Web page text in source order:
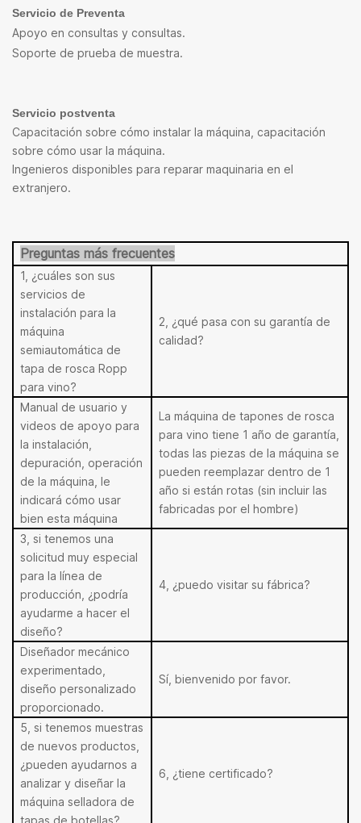
Servicio de Preventa
Apoyo en consultas y consultas.
Soporte de prueba de muestra.
Servicio postventa
Capacitación sobre cómo instalar la máquina, capacitación
sobre cómo usar la máquina.
Ingenieros disponibles para reparar maquinaria en el
extranjero.
Preguntas más frecuentes
1, ¿cuáles son sus
servicios de
instalación para la
máquina
semiautomática de
tapa de rosca Ropp
para vino?
2, ¿qué pasa con su garantía de
calidad?
Manual de usuario y
videos de apoyo para
la instalación,
depuración, operación
de la máquina, le
indicará cómo usar
bien esta máquina
La máquina de tapones de rosca
para vino tiene 1 año de garantía,
todas las piezas de la máquina se
pueden reemplazar dentro de 1
año si están rotas (sin incluir las
fabricadas por el hombre)
3, si tenemos una
solicitud muy especial
para la línea de
producción, ¿podría
ayudarme a hacer el
diseño?
4, ¿puedo visitar su fábrica?
Diseñador mecánico
experimentado,
diseño personalizado
proporcionado.
Sí, bienvenido por favor.
5, si tenemos muestras
de nuevos productos,
¿pueden ayudarnos a
analizar y diseñar la
máquina selladora de
6, ¿tiene certificado?